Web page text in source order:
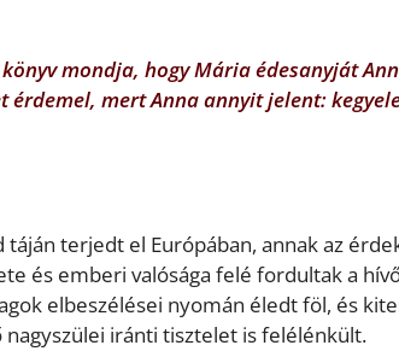
mondja, hogy Mária édesanyját
érdemel, mert Anna annyit jelent:
táján terjedt el Európában, annak az
és emberi valósága felé fordultak a
elbeszélései nyomán éledt föl, és
nagyszülei iránti tisztelet is felélénkült.